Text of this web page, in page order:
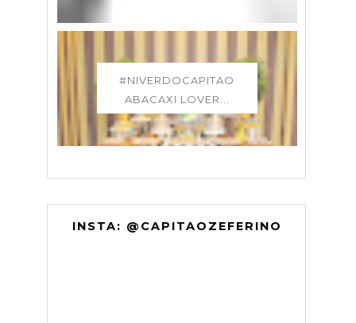
#NIVERDOCAPITAO
ABACAXI LOVER...
INSTA: @CAPITAOZEFERINO